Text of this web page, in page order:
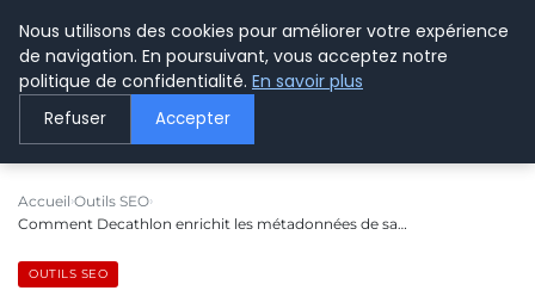
LE WEBMARKETING
Accueil Outils SEO
Comment Decathlon enrichit les métadonnées de sa…
OUTILS SEO
Nous utilisons des cookies pour améliorer votre expérience
de navigation. En poursuivant, vous acceptez notre
politique de confidentialité. En savoir plus
Refuser Accepter